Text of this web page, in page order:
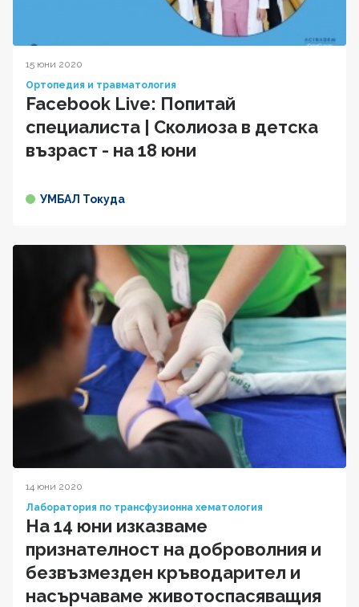
15 юни 2020
Ортопедия и травматология
Facebook Live: Попитай
специалиста | Сколиоза в детска
възраст - на 18 юни
УМБАЛ Токуда
14 юни 2020
Лаборатория по трансфузионна хематология
На 14 юни изказваме
признателност на доброволния и
безвъзмезден кръводарител и
насърчаваме животоспасяващия